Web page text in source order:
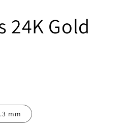
24K Gold
mm